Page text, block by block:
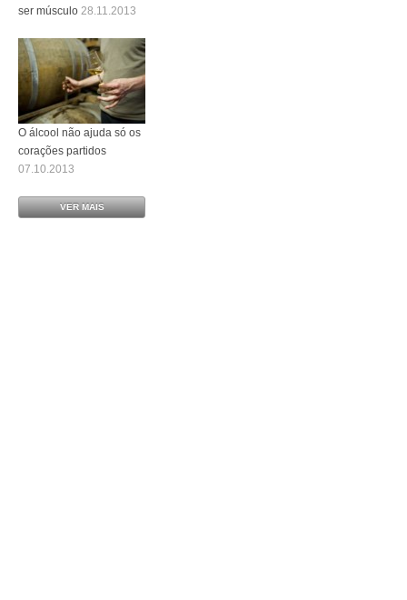
ser músculo 28.11.2013
O álcool não ajuda só os
corações partidos
07.10.2013
VER MAIS